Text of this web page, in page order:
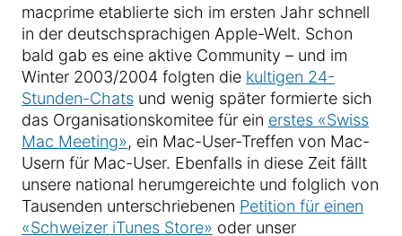
macprime etablierte sich im ersten Jahr schnell
in der deutschsprachigen Apple-Welt. Schon
bald gab es eine aktive Community – und im
Winter 2003/2004 folgten die kultigen 24-
Stunden-Chats und wenig später formierte sich
das Organisationskomitee für ein erstes «Swiss
Mac Meeting», ein Mac-User-Treffen von Mac-
Usern für Mac-User. Ebenfalls in diese Zeit fällt
unsere national herumgereichte und folglich von
Tausenden unterschriebenen Petition für einen
«Schweizer iTunes Store» oder unser